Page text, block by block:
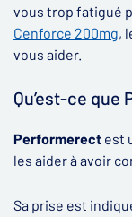
vous trop fatigué
Cenforce 200mg,
vous aider.
Qu’est-ce que
Performerect est
les aider à avoir
Sa prise est